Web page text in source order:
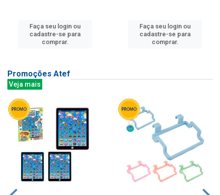
Faça seu login ou
cadastre-se para
comprar.
Faça seu login ou
cadastre-se para
comprar.
Promoções Atef
Veja mais